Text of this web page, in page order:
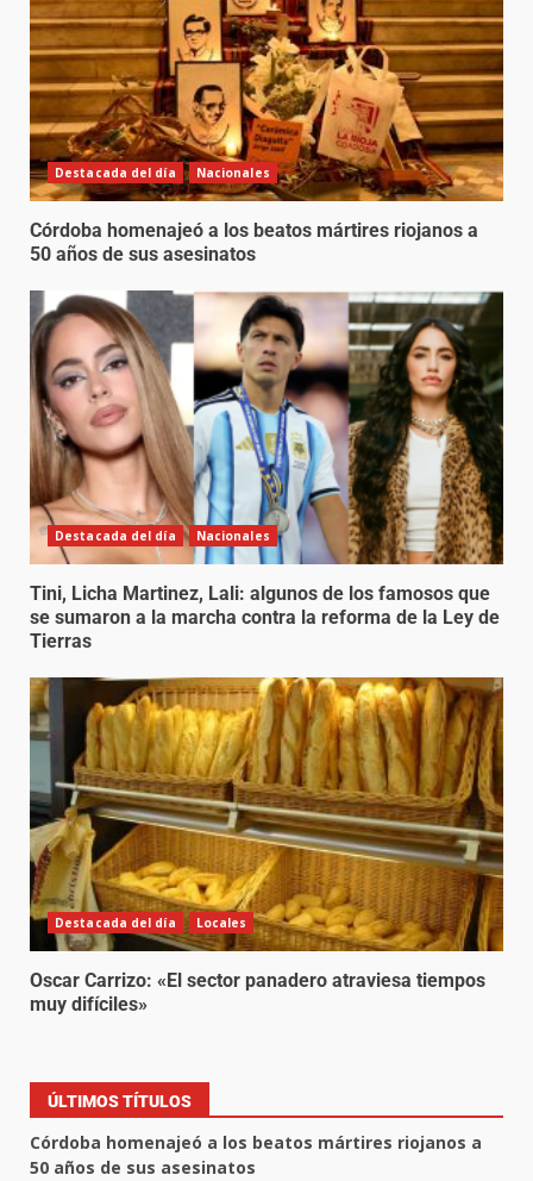
Destacada del día Nacionales
Córdoba homenajeó a los beatos mártires riojanos a
50 años de sus asesinatos
Destacada del día Nacionales
Tini, Licha Martinez, Lali: algunos de los famosos que
se sumaron a la marcha contra la reforma de la Ley de
Tierras
Destacada del día Locales
Oscar Carrizo: «El sector panadero atraviesa tiempos
muy difíciles»
ÚLTIMOS TÍTULOS
Córdoba homenajeó a los beatos mártires riojanos a
50 años de sus asesinatos